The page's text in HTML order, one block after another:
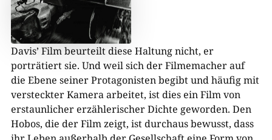
Davis’ Film beurteilt diese Haltung nicht, er
porträtiert sie. Und weil sich der Filmemacher auf
die Ebene seiner Protagonisten begibt und häufig mit
versteckter Kamera arbeitet, ist dies ein Film von
erstaunlicher erzählerischer Dichte geworden. Den
Hobos, die der Film zeigt, ist durchaus bewusst, dass